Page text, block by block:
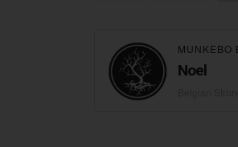
MUNKEBO
Noel